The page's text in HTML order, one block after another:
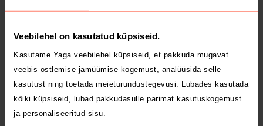
Veebilehel on kasutatud küpsiseid.
Kasutame Yaga veebilehel küpsiseid, et pakkuda mugavat
veebis ostlemise jamüümise kogemust, analüüsida selle
kasutust ning toetada meieturundustegevusi. Lubades kasutada
kõiki küpsiseid, lubad pakkudasulle parimat kasutuskogemust
ja personaliseeritud sisu.